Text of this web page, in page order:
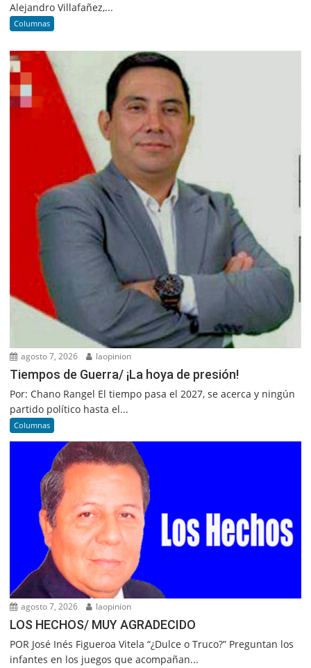
Alejandro Villafañez,...
Columnas
agosto 7, 2026 laopinion
Tiempos de Guerra/ ¡La hoya de presión!
Por: Chano Rangel El tiempo pasa el 2027, se acerca y ningún
partido político hasta el...
Columnas
agosto 7, 2026 laopinion
LOS HECHOS/ MUY AGRADECIDO
POR José Inés Figueroa Vitela “¿Dulce o Truco?” Preguntan los
infantes en los juegos que acompañan...